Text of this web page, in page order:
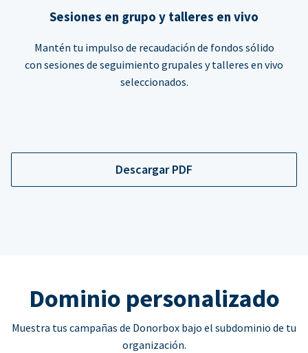
Sesiones en grupo y talleres en vivo
Mantén tu impulso de recaudación de fondos sólido
con sesiones de seguimiento grupales y talleres en vivo
seleccionados.
Descargar PDF
Dominio personalizado
Muestra tus campañas de Donorbox bajo el subdominio de tu
organización.